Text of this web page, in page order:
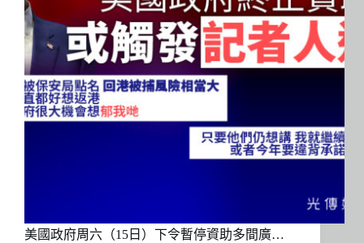
美國政府周六（15日）下令暫停資助多間廣…